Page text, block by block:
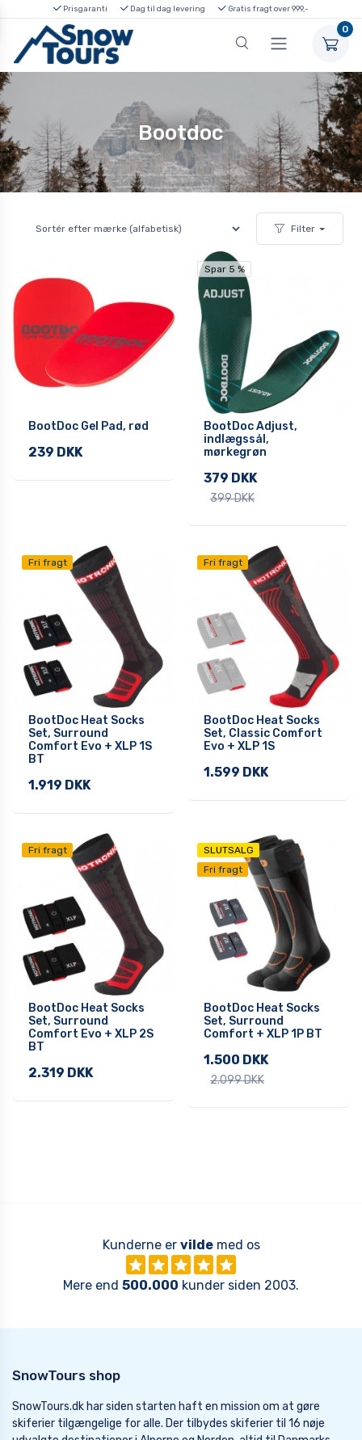
Prisgaranti Dag til dag levering Gratis fragt over 999,-
0
Bootdoc
Filter
BootDoc Gel Pad, rød
239 DKK
Spar 5 %
BootDoc Adjust,
indlægssål,
mørkegrøn
379 DKK
399 DKK
Fri fragt
BootDoc Heat Socks
Set, Surround
Comfort Evo + XLP 1S
BT
1.919 DKK
Fri fragt
BootDoc Heat Socks
Set, Classic Comfort
Evo + XLP 1S
1.599 DKK
Fri fragt
BootDoc Heat Socks
Set, Surround
Comfort Evo + XLP 2S
BT
2.319 DKK
SLUTSALG
Fri fragt
BootDoc Heat Socks
Set, Surround
Comfort + XLP 1P BT
1.500 DKK
2.099 DKK
Kunderne er vildemed os
Mere end 500.000 kunder siden 2003.
SnowTours shop
SnowTours.dk har siden starten haft en mission om at gøre
skiferier tilgængelige for alle. Der tilbydes skiferier til 16 nøje